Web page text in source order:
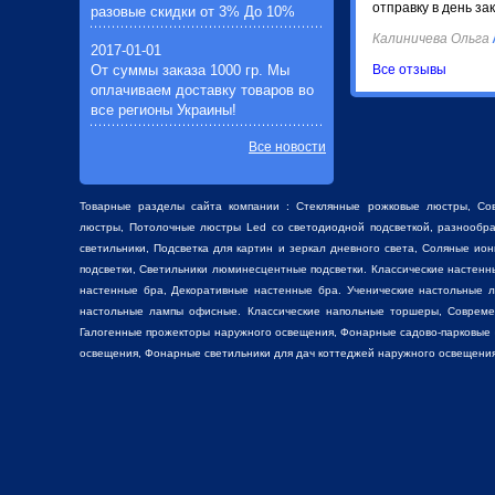
отправку в день
Калиничева Ольга/
Все отзывы
разовые скидки от 3% До 10%
2017-01-01
От суммы заказа 1000 гр. Мы
оплачиваем доставку товаров во
все регионы Украины!
Все новости
Товарные разделы сайта компании :Стеклянные рожковые люстры,
люстры , Потолочные люстры Led со светодиодной подсветкой,
светильники,Подсветка для картин и зеркал дневного света, Соляные
подсветки, Светильники люминесцентные подсветки. Классические
настенные бра, Декоративныенастенные бра . Ученические
настольные лампы офисные. Классические напольные торшеры ,
Галогенные прожекторы наружного освещения, Фонарные садово-
освещения, Фонарные светильники для дач коттеджей наружного